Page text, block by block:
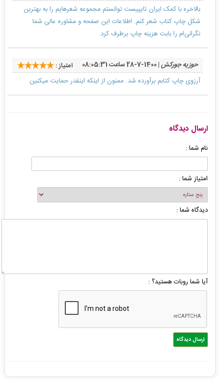
بالاخره با کمک ایران تایپیست توانستم مجموعه شعرهایم را به بهترین
شکل چاپ کتاب شعر کنم. اطلاعات این صفحه و مشاوره عالی شما
نگرانی‌ام را بابت هزینه چاپ برطرف کرد.
حوزیه جورکش| 1400-7-28 ساعت 08:05:31
امتیاز :
آرزوی چاپ کتابم برآورده شد. ممنون از اینکه اینقدر حمایت میکنین
ارسال دیدگاه
نام شما :
امتیاز شما :
دیدگاه شما :
آیا شما روبات هستید؟ :